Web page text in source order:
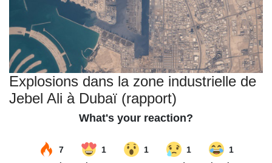
Explosions dans la zone industrielle de
Jebel Ali à Dubaï (rapport)